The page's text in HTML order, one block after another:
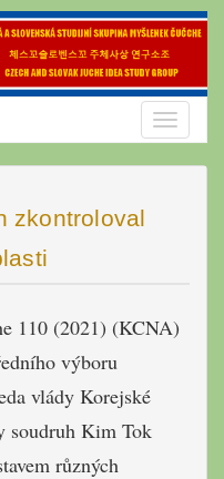
Toggle
zkontroloval
110 (2021) (KCNA)
výboru
vlády Korejské
soudruh Kim Tok
různých